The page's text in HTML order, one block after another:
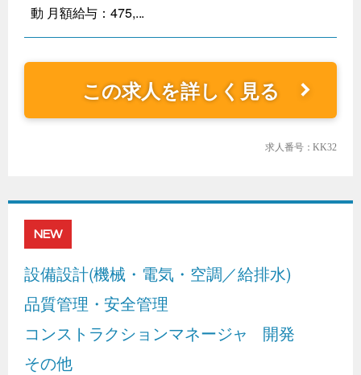
動 月額給与：475,...
この求人を詳しく見る
求人番号：KK32
NEW
設備設計(機械・電気・空調／給排水)
品質管理・安全管理
コンストラクションマネージャ
開発
その他